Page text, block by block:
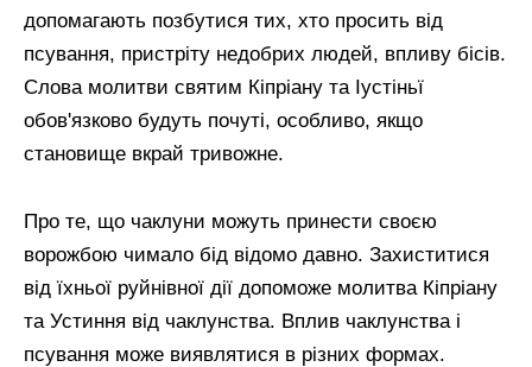
допомагають позбутися тих, хто просить від
псування, пристріту недобрих людей, впливу бісів.
Слова молитви святим Кіпріану та Іустіньї
обов'язково будуть почуті, особливо, якщо
становище вкрай тривожне.
Про те, що чаклуни можуть принести своєю
ворожбою чимало бід відомо давно. Захиститися
від їхньої руйнівної дії допоможе молитва Кіпріану
та Устиння від чаклунства. Вплив чаклунства і
псування може виявлятися в різних формах.